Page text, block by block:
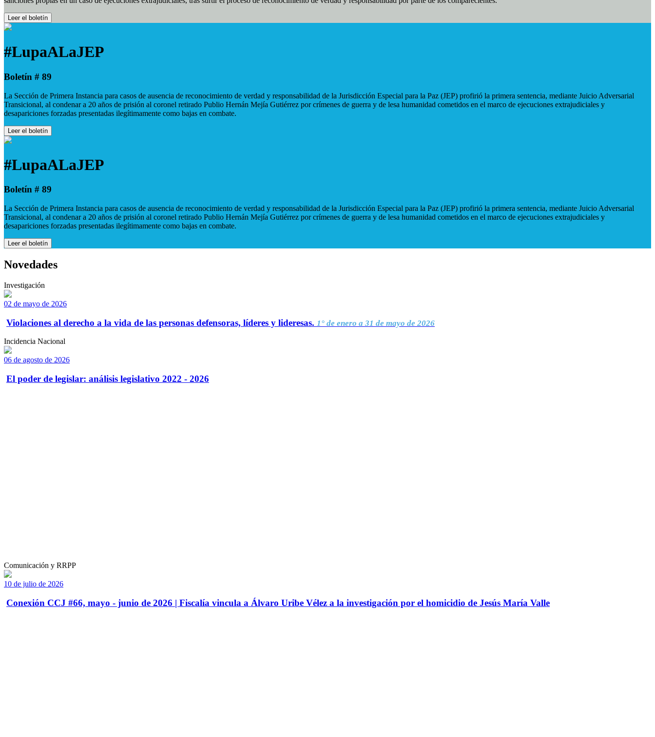
Leer el boletín
#LupaALaJEP
Boletín # 89
La Sección de Primera Instancia para casos de ausencia de reconocimiento de verdad y responsabilidad de la Jurisdicción Especial para la Paz (JEP) profirió la primera sentencia, mediante Juicio Adversarial
Transicional, al condenar a 20 años de prisión al coronel retirado Publio Hernán Mejía Gutiérrez por crímenes de guerra y de lesa humanidad cometidos en el marco de ejecuciones extrajudiciales y
desapariciones forzadas presentadas ilegítimamente como bajas en combate.
Leer el boletín
#LupaALaJEP
Boletín # 89
La Sección de Primera Instancia para casos de ausencia de reconocimiento de verdad y responsabilidad de la Jurisdicción Especial para la Paz (JEP) profirió la primera sentencia, mediante Juicio Adversarial
Transicional, al condenar a 20 años de prisión al coronel retirado Publio Hernán Mejía Gutiérrez por crímenes de guerra y de lesa humanidad cometidos en el marco de ejecuciones extrajudiciales y
desapariciones forzadas presentadas ilegítimamente como bajas en combate.
Leer el boletín
Novedades
Investigación
02 de mayo de 2026
Violaciones al derecho a la vida de las personas defensoras, líderes y lideresas. 1° de enero a 31 de mayo de 2026
Incidencia Nacional
06 de agosto de 2026
El poder de legislar: análisis legislativo 2022 - 2026
Comunicación y RRPP
10 de julio de 2026
Conexión CCJ #66, mayo - junio de 2026 | Fiscalía vincula a Álvaro Uribe Vélez a la investigación por el homicidio de Jesús María Valle